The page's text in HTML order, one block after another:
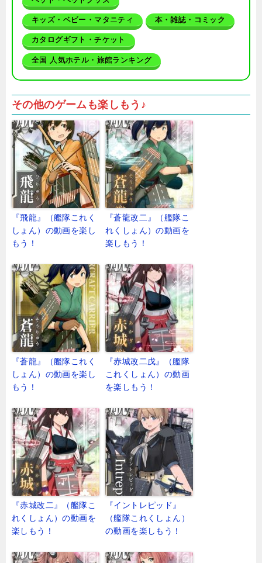
キッズ・ベビー・マタニティ 本・雑誌・コミック
カタログギフト・チケット
全国 人気ホテル・旅館ランキング
その他のゲームも楽しもう♪
『飛龍』（艦隊これく
しょん）の動画を楽し
もう！
『蒼龍改二』（艦隊こ
れくしょん）の動画を
楽しもう！
『蒼龍』（艦隊これく
しょん）の動画を楽し
もう！
『赤城改二戊』（艦隊
これくしょん）の動画
を楽しもう！
『赤城改二』（艦隊こ
れくしょん）の動画を
楽しもう！
『イントレピッド』
（艦隊これくしょん）
の動画を楽しもう！